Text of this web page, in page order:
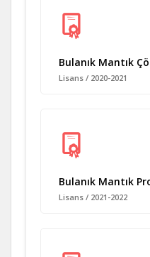
Bulanık Mantık
Lisans / 2020-2021
Bulanık Mantık
Lisans / 2021-2022